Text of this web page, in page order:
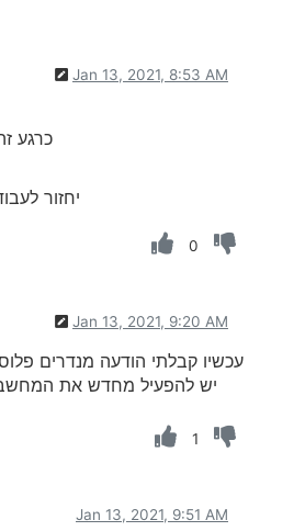
Jan 13, 2021, 8:53 AM
כרגע
יחזור
0
Jan 13, 2021, 9:20 AM
עכשיו קבלתי הודעה מנדרים
יש להפעיל מחדש את המחשב
1
Jan 13, 2021, 9:51 AM